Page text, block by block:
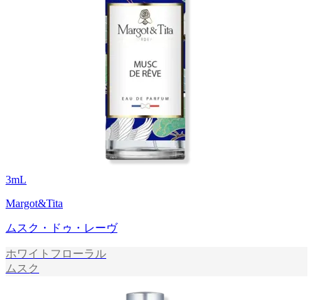
3mL
Margot&Tita
ムスク・ドゥ・レーヴ
ホワイトフローラル
ムスク